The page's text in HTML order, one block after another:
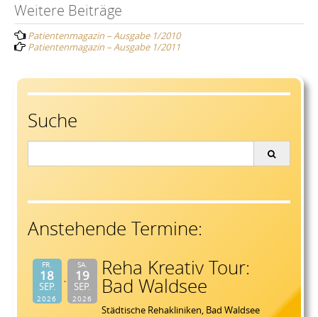
Post
navigation
Weitere Beiträge
Patientenmagazin – Ausgabe 1/2010
Patientenmagazin – Ausgabe 1/2011
Suche
Anstehende Termine:
FR.
18
SEP.
2026
SA.
19
SEP.
2026
Reha Kreativ Tour:
Bad Waldsee
Städtische Rehakliniken, Bad Waldsee